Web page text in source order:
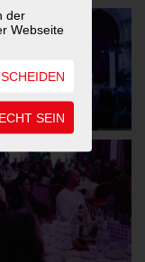
der
Webseite
SEIN